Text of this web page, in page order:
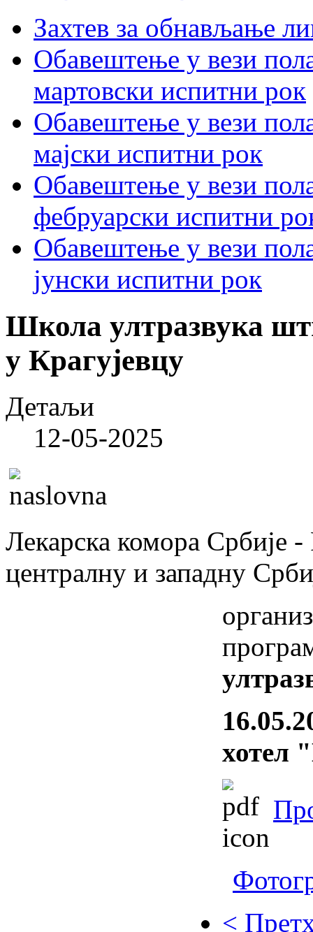
Захтев за обнављање
Обавештење у вези
мартовски испитни рок
Обавештење у вези
мајски испитни рок
Обавештење у вези
фебруарски испитни
Обавештење у вези
јунски испитни рок
Школа ултразвука
у Крагујевцу
Детаљи
12-05-2025
Лекарска комора Србије -
централну и западну
хотел
<